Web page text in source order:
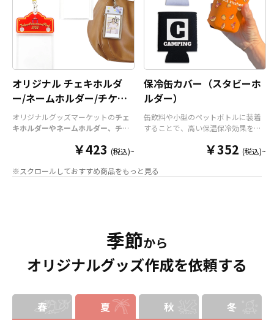
オリジナル チェキホルダ
ー/ネームホルダー/チケッ
トホルダー
オリジナルグッズマーケットのチェ
キホルダーやネームホルダー、チケ
ダーパーツを組み合わせた今まであ
です。透明度が高く美しいアクリル
分はダイカットでデザインにあわせ
た自由な形状で制作することができ
ます。また長さ調整と安全機能が付
いたネックストラップが標準で付属
加したり、ストラップをキーホルダ
ーに変更することも可能です。 アニ
メ、エンタメ、スポーツ、官公庁、
￥423 (税込)~
保冷缶カバー（スタビーホ
ルダー）
缶飲料や小型のペットボトルに装着
することで、高い保温保冷効果を発
ダー）をOEM製作できます。使わな
携帯性に優れています。オールシー
の自社工場にて印刷いたしますの
で、短納期・小ロットでの対応が可
能です。グッズ制作の専門スタッフ
がしっかりサポートいたしますの
にご相談ください。
￥352 (税込)~
※スクロールしておすすめ商品をもっと見る
季節から
オリジナルグッズ作成を依頼する
春 夏 秋 冬